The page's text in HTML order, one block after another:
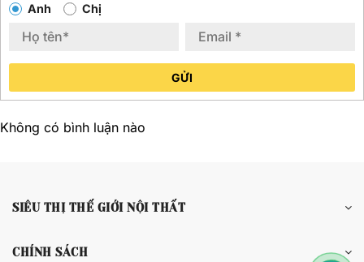
Anh Chị
GỬI
Không có bình luận nào
SIÊU THỊ THẾ GIỚI NỘI THẤT
CHÍNH SÁCH